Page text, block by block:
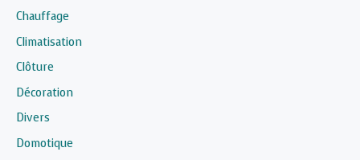
Chauffage
Climatisation
Clôture
Décoration
Divers
Domotique